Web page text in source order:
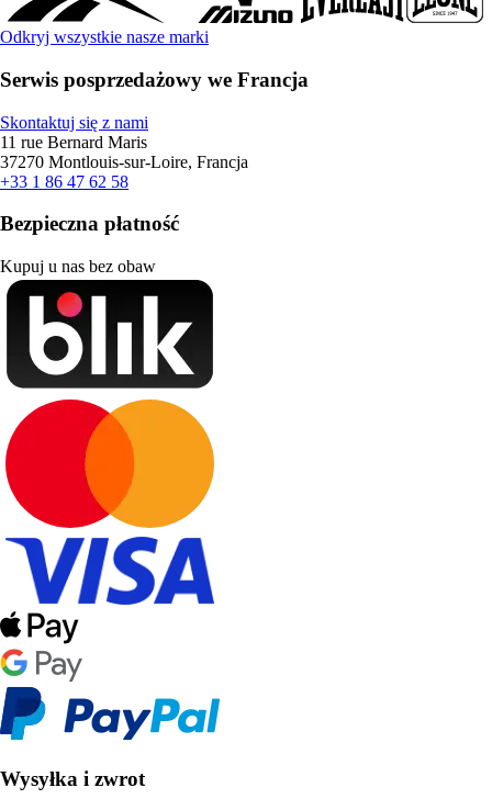
Odkryj wszystkie nasze marki
Serwis posprzedażowy we Francja
Skontaktuj się z nami
11 rue Bernard Maris
37270 Montlouis-sur-Loire, Francja
+33 1 86 47 62 58
Bezpieczna płatność
Kupuj u nas bez obaw
Wysyłka i zwrot